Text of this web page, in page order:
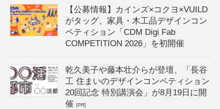
【公募情報】カインズ×コクヨ×VUILD
がタッグ、家具・木工品デザインコン
ペティション「CDM Digi Fab
COMPETITION 2026」を初開催
乾久美子や藤本壮介らが登壇、「長谷
工 住まいのデザインコンペティション
20回記念 特別講演会」が8月19日に開
催[PR]